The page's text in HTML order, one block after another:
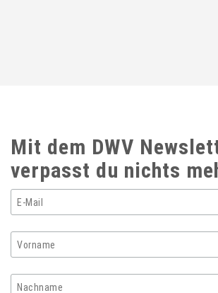
Mit dem DWV
verpasst du nichts